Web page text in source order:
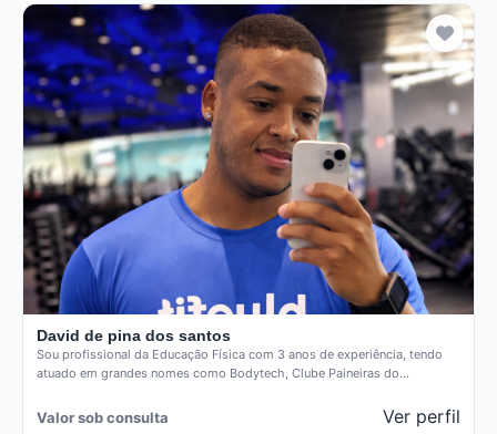
David de pina dos santos
Sou profissional da Educação Física com 3 anos de experiência, tendo
atuado em grandes nomes como Bodytech, Clube Paineiras do…
Valor sob consulta Ver perfil